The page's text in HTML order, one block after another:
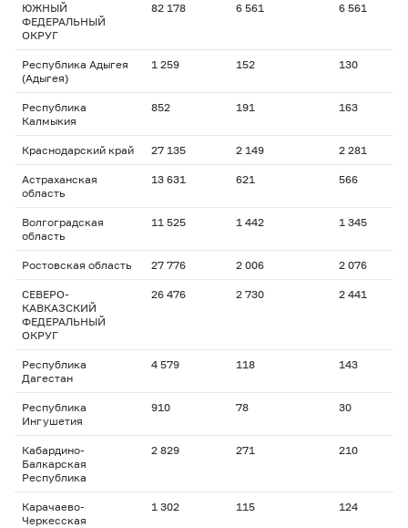
ЮЖНЫЙ
ФЕДЕРАЛЬНЫЙ
ОКРУГ
82 178 6 561 6 561
Республика Адыгея
(Адыгея)
1 259 152 130
Республика
Калмыкия
852 191 163
Краснодарский край 27 135 2 149 2 281
Астраханская
область
13 631 621 566
Волгоградская
область
11 525 1 442 1 345
Ростовская область 27 776 2 006 2 076
СЕВЕРО-
КАВКАЗСКИЙ
ФЕДЕРАЛЬНЫЙ
ОКРУГ
26 476 2 730 2 441
Республика
Дагестан
4 579 118 143
Республика
Ингушетия
910 78 30
Кабардино-
Балкарская
Республика
2 829 271 210
Карачаево-
Черкесская
1 302 115 124